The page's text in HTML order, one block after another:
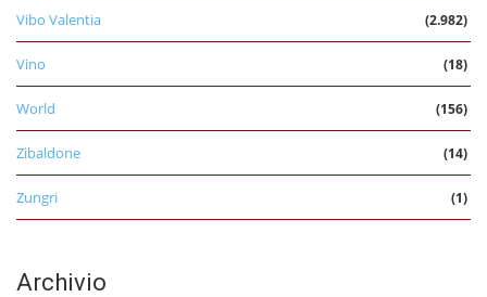
Vibo Valentia (2.982)
Vino (18)
World (156)
Zibaldone (14)
Zungri (1)
Archivio